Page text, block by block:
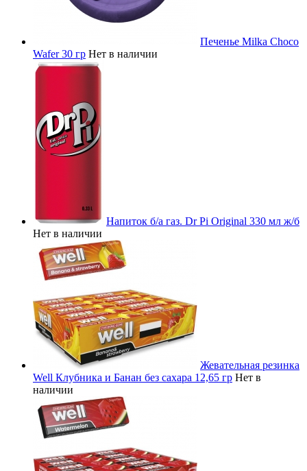
Печенье Milka Choco
Wafer 30 гр Нет в наличии
Напиток б/а газ. Dr Pi Original 330 мл ж/б
Нет в наличии
Жевательная резинка
Well Клубника и Банан без сахара 12,65 гр Нет в
наличии